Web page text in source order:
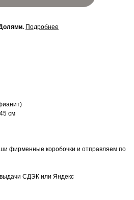
Подробнее
см
фирменные коробочки и отправляем по
выдачи СДЭК или Яндекс